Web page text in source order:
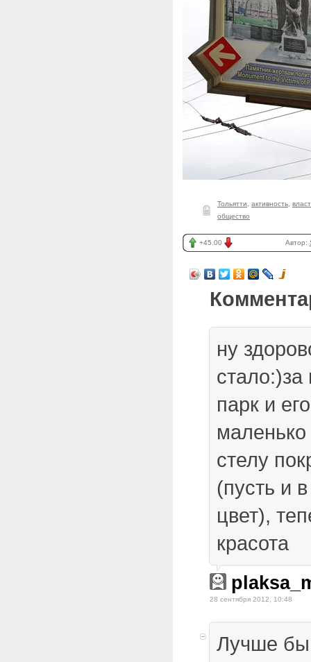
Тольятти активность
общество
+45.00 Автор:
ну
стало:)за
парк и
стелу
(пусть и
цвет),
красота
28 сентября 2012, 10:48
Лучше бы